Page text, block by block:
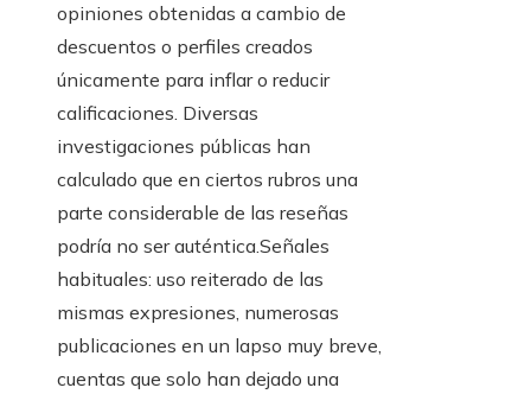
opiniones obtenidas a cambio de
descuentos o perfiles creados
únicamente para inflar o reducir
calificaciones. Diversas
investigaciones públicas han
calculado que en ciertos rubros una
parte considerable de las reseñas
podría no ser auténtica.Señales
habituales: uso reiterado de las
mismas expresiones, numerosas
publicaciones en un lapso muy breve,
cuentas que solo han dejado una